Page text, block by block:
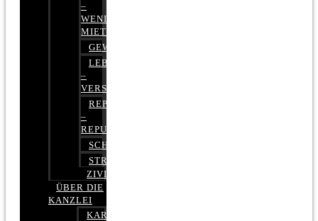
–
WENIGER
MIETE
GEWERBERECHT
LEBENSVERSICHERUNG
–
VERSICHERUNGSRECHT
REPUTATIONSRECHT
–
REPUTATIONSMANAGEMENT
SCHUFARECHT
STRAFRECHT
ZIVILRECHT
ÜBER DIE
KANZLEI
KARRIERE